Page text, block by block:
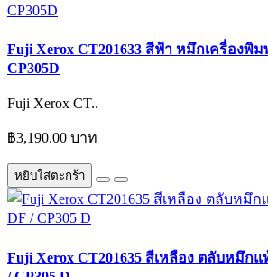
Fuji Xerox CT201633 สีฟ้า หมึกเครื่องพิม
CP305D
Fuji Xerox CT..
฿3,190.00 บาท
หยิบใส่ตะกร้า
Fuji Xerox CT201635 สีเหลือง ตลับหมึก